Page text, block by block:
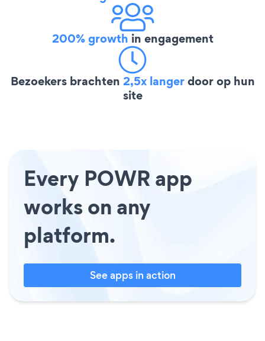
200% growth in engagement
Bezoekers brachten 2,5x langerdoor op hun
site
Every POWR app
works on any
platform.
See apps in action